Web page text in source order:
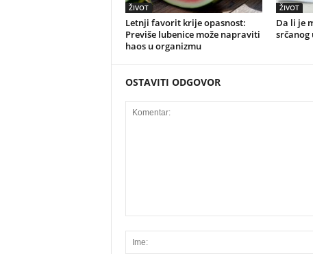
ŽIVOT
Letnji favorit krije opasnost:
Previše lubenice može napraviti
haos u organizmu
ŽIVOT
Da li je
srčanog
OSTAVITI ODGOVOR